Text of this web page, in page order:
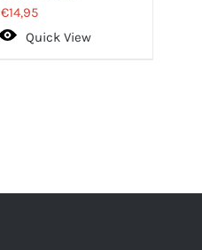
€14,95
Quick View